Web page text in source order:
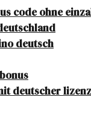
code ohne
deutsch
deutscher lizenz